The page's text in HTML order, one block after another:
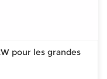
pour les grandes